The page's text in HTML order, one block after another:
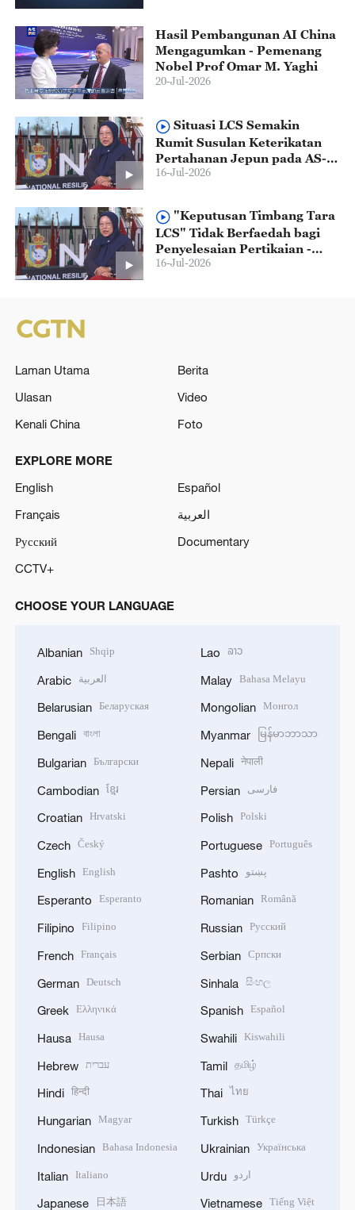
Hasil Pembangunan AI China
Mengagumkan - Pemenang
Nobel Prof Omar M. Yaghi
20-Jul-2026
Situasi LCS Semakin
Rumit Susulan Keterikatan
Pertahanan Jepun pada AS-
Filipina - Profesor Ruhanas
16-Jul-2026
"Keputusan Timbang Tara
LCS" Tidak Berfaedah bagi
Penyelesaian Pertikaian -
Profesor Ruhanas UPNM
16-Jul-2026
Laman Utama
Berita
Ulasan
Video
Kenali China
Foto
EXPLORE MORE
English
Español
Français
العربية
Русский
Documentary
CCTV+
CHOOSE YOUR LANGUAGE
Albanian Shqip
Arabic العربية
Belarusian Беларуская
Bengali বাংলা
Bulgarian Български
Cambodian ខ្មែរ
Croatian Hrvatski
Czech Český
English English
Esperanto Esperanto
Filipino Filipino
French Français
German Deutsch
Greek Ελληνικά
Hausa Hausa
Hebrew עברית
Hindi हिन्दी
Hungarian Magyar
Indonesian Bahasa Indonesia
Italian Italiano
Japanese 日本語
Lao ລາວ
Malay Bahasa Melayu
Mongolian Монгол
Myanmar မြန်မာဘာသာ
Nepali नेपाली
Persian فارسی
Polish Polski
Portuguese Português
Pashto پښتو
Romanian Română
Russian Русский
Serbian Српски
Sinhala සිංහල
Spanish Español
Swahili Kiswahili
Tamil தமிழ்
Thai ไทย
Turkish Türkçe
Ukrainian Українська
Urdu اردو
Vietnamese Tiếng Việt